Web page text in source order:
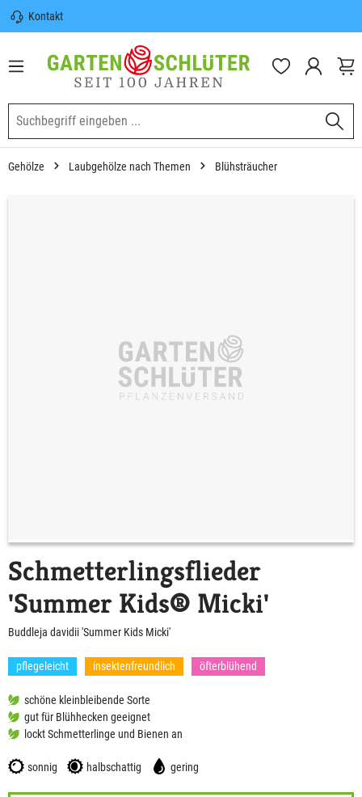
springen
Kontakt
Sicherer Versand | Versandkostenfrei
(DE) ab 100€
Garten-Schlüter Anwachsgarantie
Gehölze Laubgehölze nach Themen Blühsträucher
Schmetterlingsflieder
'Summer Kids® Micki'
Buddleja davidii 'Summer Kids Micki'
pflegeleicht insektenfreundlich öfterblühend
schöne kleinbleibende Sorte
gut für Blühhecken geeignet
lockt Schmetterlinge und Bienen an
sonnig halbschattig gering